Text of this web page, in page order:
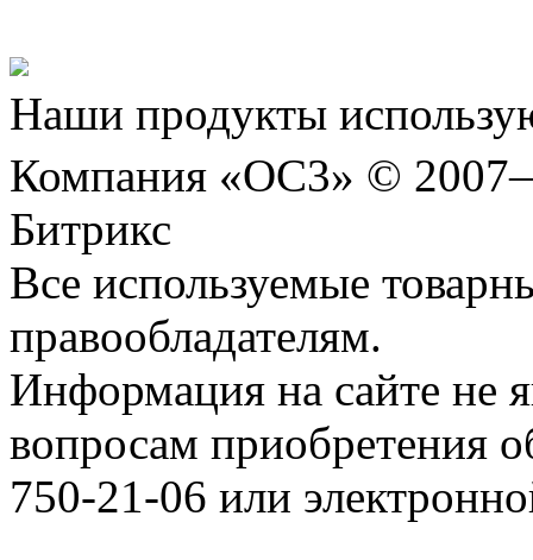
Наши продукты
Компания «ОС3» ©
Битрикс
Все используемые
правообладателям.
Информация на сайте не
вопросам приобретения
750-21-06 или